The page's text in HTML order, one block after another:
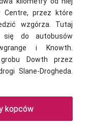
Centre, przez które
wzgórza. Tutaj
się do autobusów
i Knowth.
Dowth przez
Slane-Drogheda.
kopców